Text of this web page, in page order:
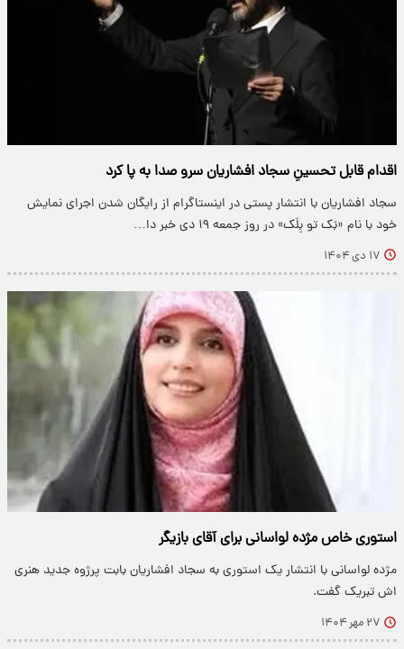
اقدام قابل تحسینِ سجاد افشاریان سرو صدا به پا کرد
سجاد افشاریان با انتشار پستی در اینستاگرام از رایگان شدن اجرای نمایش
خود با نام «بَک تو بِلَک» در روز جمعه ۱۹ دی خبر دا…
۱۷ دی ۱۴۰۴
استوری خاص مژده لواسانی برای آقای بازیگر
مژده لواسانی با انتشار یک استوری به سجاد افشاریان بابت پرژوه جدید هنری
اش تبریک گفت.
۲۷ مهر ۱۴۰۴